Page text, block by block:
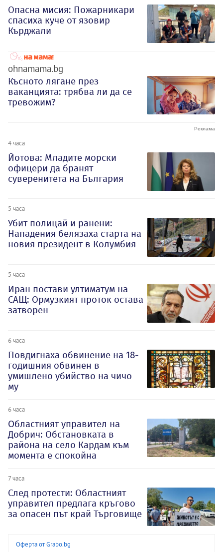
Опасна мисия: Пожарникари
спасиха куче от язовир
Кърджали
ohnamama.bg
Късното лягане през
ваканцията: трябва ли да се
тревожим?
4 часа
Йотова: Младите морски
офицери да бранят
суверенитета на България
5 часа
Убит полицай и ранени:
Нападения белязаха старта на
новия президент в Колумбия
5 часа
Иран постави ултиматум на
САЩ: Ормузкият проток остава
затворен
6 часа
Повдигнаха обвинение на 18-
годишния обвинен в
умишлено убийство на чичо
му
6 часа
Oбластният управител на
Добрич: Обстановката в
района на село Кардам към
момента е спокойна
7 часа
След протести: Областният
управител предлага кръгово
за опасен път край Търговище
Оферта от Grabo.bg